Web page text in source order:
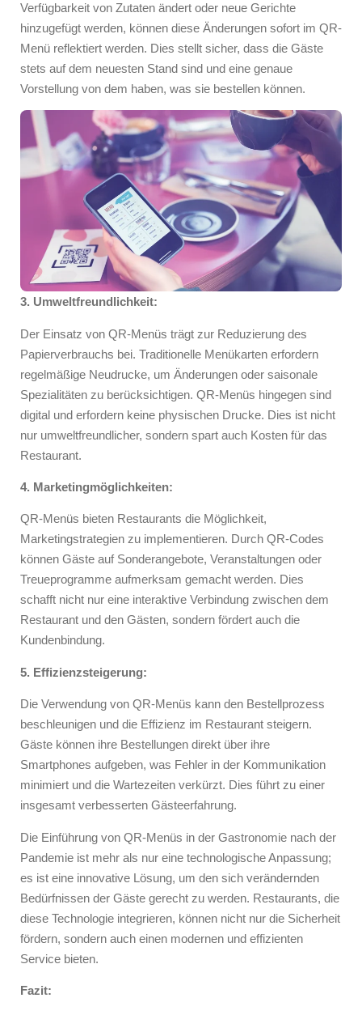
Verfügbarkeit von Zutaten ändert oder neue Gerichte
hinzugefügt werden, können diese Änderungen sofort im QR-
Menü reflektiert werden. Dies stellt sicher, dass die Gäste
stets auf dem neuesten Stand sind und eine genaue
Vorstellung von dem haben, was sie bestellen können.
3. Umweltfreundlichkeit:
Der Einsatz von QR-Menüs trägt zur Reduzierung des
Papierverbrauchs bei. Traditionelle Menükarten erfordern
regelmäßige Neudrucke, um Änderungen oder saisonale
Spezialitäten zu berücksichtigen. QR-Menüs hingegen sind
digital und erfordern keine physischen Drucke. Dies ist nicht
nur umweltfreundlicher, sondern spart auch Kosten für das
Restaurant.
4. Marketingmöglichkeiten:
QR-Menüs bieten Restaurants die Möglichkeit,
Marketingstrategien zu implementieren. Durch QR-Codes
können Gäste auf Sonderangebote, Veranstaltungen oder
Treueprogramme aufmerksam gemacht werden. Dies
schafft nicht nur eine interaktive Verbindung zwischen dem
Restaurant und den Gästen, sondern fördert auch die
Kundenbindung.
5. Effizienzsteigerung:
Die Verwendung von QR-Menüs kann den Bestellprozess
beschleunigen und die Effizienz im Restaurant steigern.
Gäste können ihre Bestellungen direkt über ihre
Smartphones aufgeben, was Fehler in der Kommunikation
minimiert und die Wartezeiten verkürzt. Dies führt zu einer
insgesamt verbesserten Gästeerfahrung.
Die Einführung von QR-Menüs in der Gastronomie nach der
Pandemie ist mehr als nur eine technologische Anpassung;
es ist eine innovative Lösung, um den sich verändernden
Bedürfnissen der Gäste gerecht zu werden. Restaurants, die
diese Technologie integrieren, können nicht nur die Sicherheit
fördern, sondern auch einen modernen und effizienten
Service bieten.
Fazit: